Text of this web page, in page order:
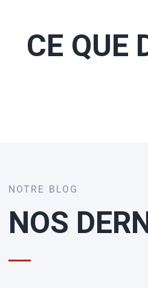
CE QUE
NOTRE BLOG
NOS